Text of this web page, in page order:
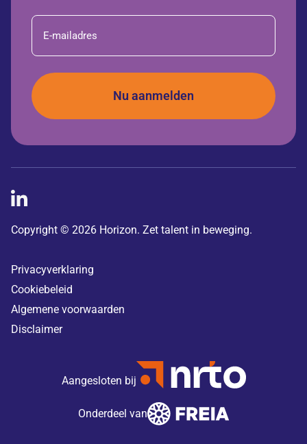
E-
mailadres
Copyright © 2026 Horizon. Zet talent in beweging.
Privacyverklaring
Cookiebeleid
Algemene voorwaarden
Disclaimer
Aangesloten bij
Onderdeel van